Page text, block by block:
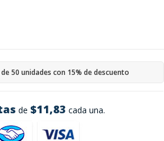
de $11,83 cada una.
de 50 unidades con 15% de descuento